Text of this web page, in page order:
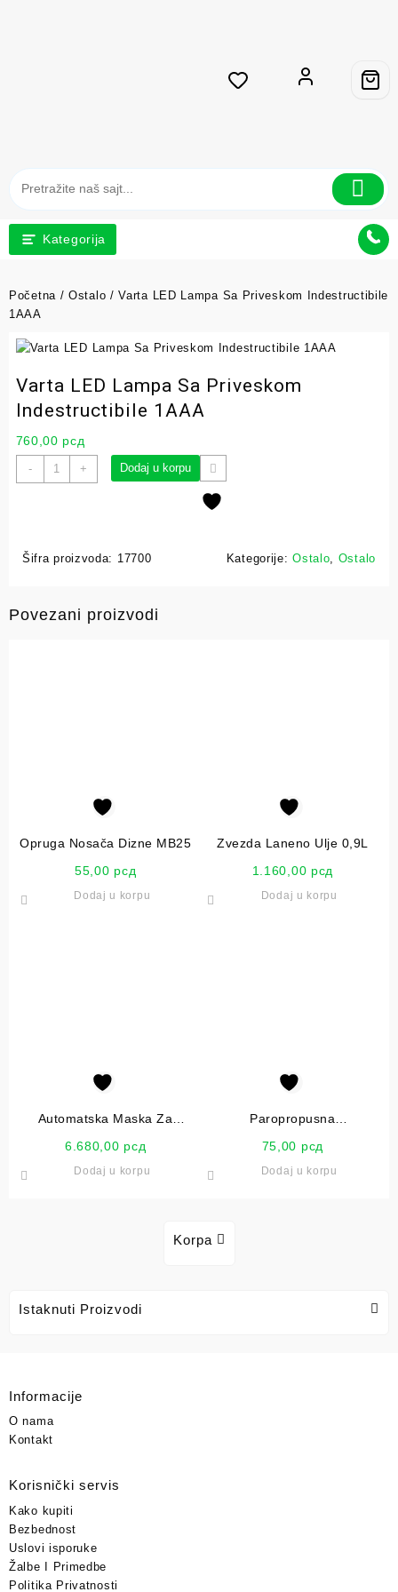
Kategorija
Korpa
Početna /Ostalo / Varta LED Lampa Sa Priveskom Indestructibile
1AAA
Varta LED Lampa Sa Priveskom
Indestructibile 1AAA
760,00 рсд
- + Dodaj u korpu
Šifra proizvoda: 17700 Kategorije:Ostalo Ostalo
Povezani proizvodi
Opruga Nosača Dizne MB25
55,00 рсд
Dodaj u korpu
Zvezda Laneno Ulje 0,9L
1.160,00 рсд
Dodaj u korpu
Automatska Maska Za
Veldo Black
6.680,00 рсд
Dodaj u korpu
Paropropusna
MasterMax
75,00 рсд
Dodaj u korpu
Istaknuti Proizvodi
Informacije
O nama
Kontakt
Korisnički servis
Kako kupiti
Bezbednost
Uslovi isporuke
Žalbe I Primedbe
Politika Privatnosti